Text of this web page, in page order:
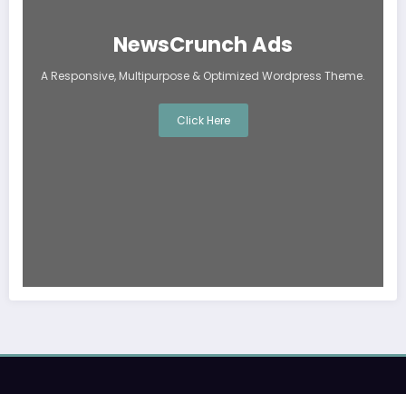
NewsCrunch Ads
A Responsive, Multipurpose & Optimized Wordpress Theme.
Click Here